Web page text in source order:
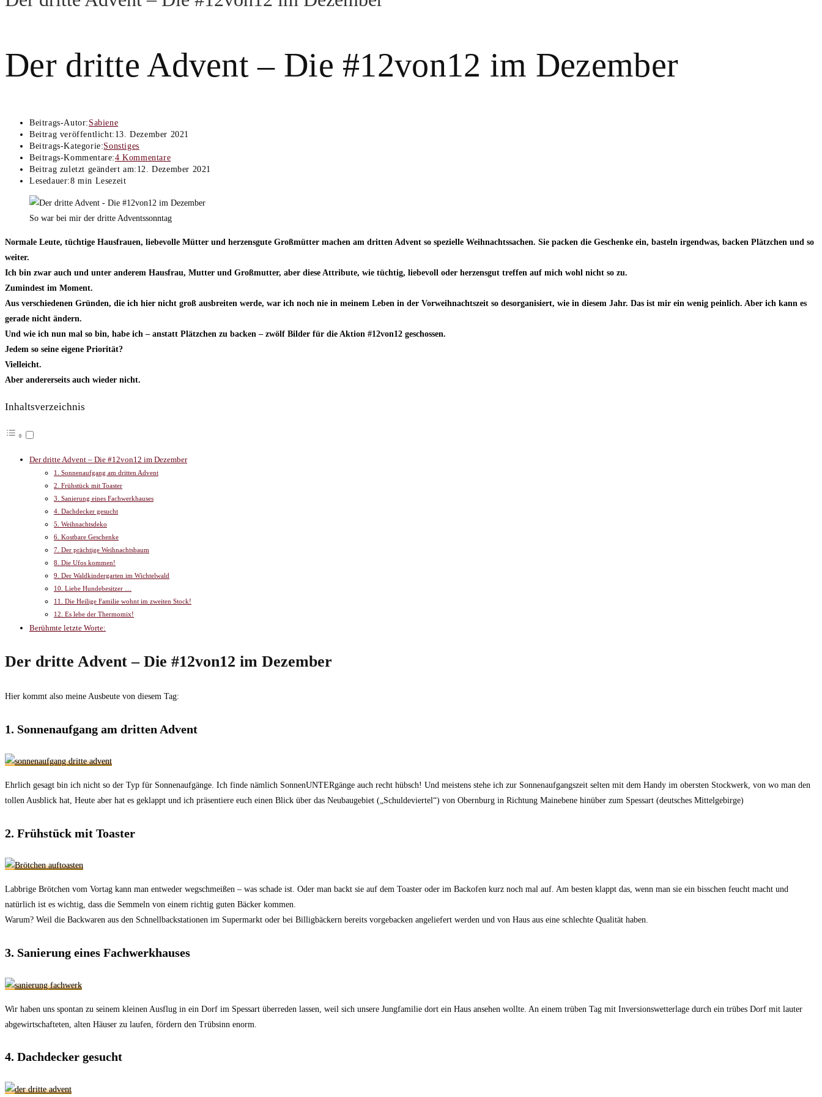
Der dritte Advent – Die #12von12 im Dezember
Beitrags-Autor: Sabiene
Beitrag veröffentlicht: 13. Dezember 2021
Beitrags-Kategorie:Sonstiges
Beitrags-Kommentare:4 Kommentare
Beitrag zuletzt geändert am: 12. Dezember 2021
Lesedauer:8 min Lesezeit
So war bei mir der dritte Adventssonntag
Normale Leute, tüchtige Hausfrauen, liebevolle Mütter und herzensgute Großmütter machen am dritten Advent so spezielle Weihnachtssachen. Sie packen die Geschenke ein, basteln irgendwas, backen Plätzchen und so
weiter.
Ich bin zwar auch und unter anderem Hausfrau, Mutter und Großmutter, aber diese Attribute, wie tüchtig, liebevoll oder herzensgut treffen auf mich wohl nicht so zu.
Zumindest im Moment.
Aus verschiedenen Gründen, die ich hier nicht groß ausbreiten werde, war ich noch nie in meinem Leben in der Vorweihnachtszeit so desorganisiert, wie in diesem Jahr. Das ist mir ein wenig peinlich. Aber ich kann es
gerade nicht ändern.
Und wie ich nun mal so bin, habe ich – anstatt Plätzchen zu backen – zwölf Bilder für die Aktion #12von12 geschossen.
Jedem so seine eigene Priorität?
Vielleicht.
Aber andererseits auch wieder nicht.
Inhaltsverzeichnis
Der dritte Advent – Die #12von12 im Dezember
1. Sonnenaufgang am dritten Advent
2. Frühstück mit Toaster
3. Sanierung eines Fachwerkhauses
4. Dachdecker gesucht
5. Weihnachtsdeko
6. Kostbare Geschenke
7. Der prächtige Weihnachtsbaum
8. Die Ufos kommen!
9. Der Waldkindergarten im Wichtelwald
10. Liebe Hundebesitzer …
11. Die Heilige Familie wohnt im zweiten Stock!
12. Es lebe der Thermomix!
Berühmte letzte Worte:
Der dritte Advent – Die #12von12 im Dezember
Hier kommt also meine Ausbeute von diesem Tag:
1. Sonnenaufgang am dritten Advent
Ehrlich gesagt bin ich nicht so der Typ für Sonnenaufgänge. Ich finde nämlich SonnenUNTERgänge auch recht hübsch! Und meistens stehe ich zur Sonnenaufgangszeit selten mit dem Handy im obersten Stockwerk, von wo man den
tollen Ausblick hat, Heute aber hat es geklappt und ich präsentiere euch einen Blick über das Neubaugebiet („Schuldeviertel“) von Obernburg in Richtung Mainebene hinüber zum Spessart (deutsches Mittelgebirge)
2. Frühstück mit Toaster
Labbrige Brötchen vom Vortag kann man entweder wegschmeißen – was schade ist. Oder man backt sie auf dem Toaster oder im Backofen kurz noch mal auf. Am besten klappt das, wenn man sie ein bisschen feucht macht und
natürlich ist es wichtig, dass die Semmeln von einem richtig guten Bäcker kommen.
Warum? Weil die Backwaren aus den Schnellbackstationen im Supermarkt oder bei Billigbäckern bereits vorgebacken angeliefert werden und von Haus aus eine schlechte Qualität haben.
3. Sanierung eines Fachwerkhauses
Wir haben uns spontan zu seinem kleinen Ausflug in ein Dorf im Spessart überreden lassen, weil sich unsere Jungfamilie dort ein Haus ansehen wollte. An einem trüben Tag mit Inversionswetterlage durch ein trübes Dorf mit lauter
abgewirtschafteten, alten Häuser zu laufen, fördern den Trübsinn enorm.
4. Dachdecker gesucht